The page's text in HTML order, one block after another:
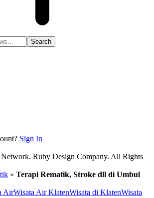
Sign In
Ruby Design Company. All Rights
» Terapi Rematik, Stroke dll di Umbul
AirWisata Air KlatenWisata di KlatenWisata